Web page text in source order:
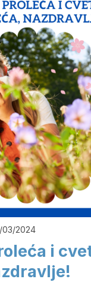
03/2024
i